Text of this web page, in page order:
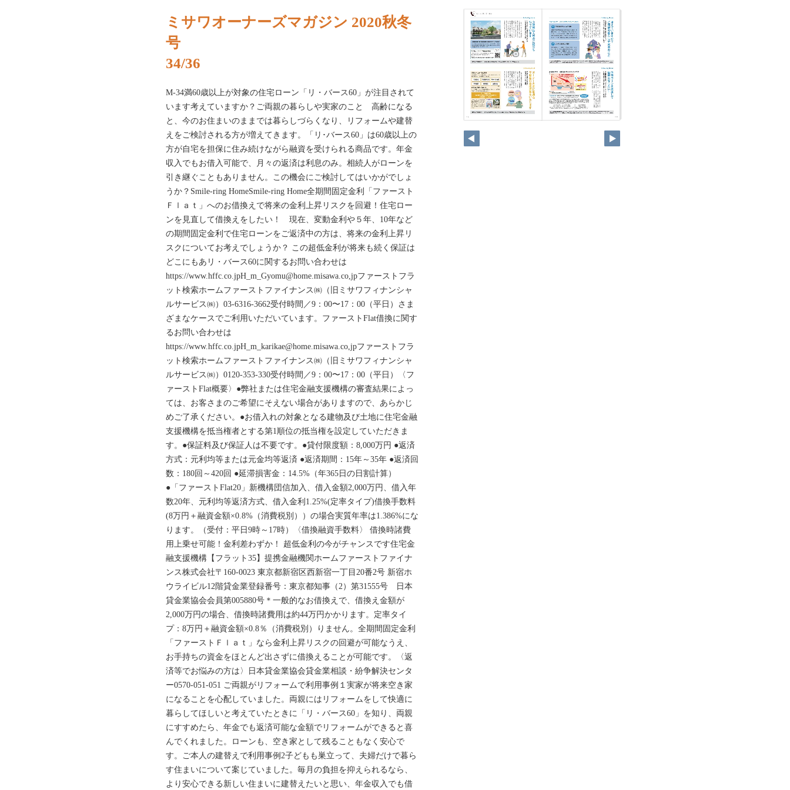
ミサワオーナーズマガジン 2020秋冬
号
34/36
M-34満60歳以上が対象の住宅ローン「リ・バース60」が注目されて
います考えていますか？ご両親の暮らしや実家のこと 高齢になる
と、今のお住まいのままでは暮らしづらくなり、リフォームや建替
えをご検討される方が増えてきます。「リ･バース60」は60歳以上の
方が自宅を担保に住み続けながら融資を受けられる商品です。年金
収入でもお借入可能で、月々の返済は利息のみ。相続人がローンを
引き継ぐこともありません。この機会にご検討してはいかがでしょ
うか？Smile-ring HomeSmile-ring Home全期間固定金利「ファースト
Ｆｌａｔ」へのお借換えで将来の金利上昇リスクを回避！住宅ロー
ンを見直して借換えをしたい！ 現在、変動金利や５年、10年など
の期間固定金利で住宅ローンをご返済中の方は、将来の金利上昇リ
スクについてお考えでしょうか？ この超低金利が将来も続く保証は
どこにもあリ・バース60に関するお問い合わせは
https://www.hffc.co.jpH_m_Gyomu@home.misawa.co,jpファーストフラ
ット検索ホームファーストファイナンス㈱（旧ミサワフィナンシャ
ルサービス㈱）03-6316-3662受付時間／9：00〜17：00（平日）さま
ざまなケースでご利用いただいています。ファーストFlat借換に関す
るお問い合わせは
https://www.hffc.co.jpH_m_karikae@home.misawa.co,jpファーストフラ
ット検索ホームファーストファイナンス㈱（旧ミサワフィナンシャ
ルサービス㈱）0120-353-330受付時間／9：00〜17：00（平日）〈フ
ァーストFlat概要〉●弊社または住宅金融支援機構の審査結果によっ
ては、お客さまのご希望にそえない場合がありますので、あらかじ
めご了承ください。●お借入れの対象となる建物及び土地に住宅金融
支援機構を抵当権者とする第1順位の抵当権を設定していただきま
す。●保証料及び保証人は不要です。●貸付限度額：8,000万円 ●返済
方式：元利均等または元金均等返済 ●返済期間：15年～35年 ●返済回
数：180回～420回 ●延滞損害金：14.5%（年365日の日割計算）
●「ファーストFlat20」新機構団信加入、借入金額2,000万円、借入年
数20年、元利均等返済方式、借入金利1.25%(定率タイプ)借換手数料
(8万円＋融資金額×0.8%（消費税別））の場合実質年率は1.386%にな
ります。（受付：平日9時～17時）〈借換融資手数料〉 借換時諸費
用上乗せ可能！金利差わずか！ 超低金利の今がチャンスです住宅金
融支援機構【フラット35】提携金融機関ホームファーストファイナ
ンス株式会社〒160-0023 東京都新宿区西新宿一丁目20番2号 新宿ホ
ウライビル12階貸金業登録番号：東京都知事（2）第31555号 日本
貸金業協会会員第005880号＊一般的なお借換えで、借換え金額が
2,000万円の場合、借換時諸費用は約44万円かかります。定率タイ
プ：8万円＋融資金額×0.8％（消費税別）りません。全期間固定金利
「ファーストＦｌａｔ」なら金利上昇リスクの回避が可能なうえ、
お手持ちの資金をほとんど出さずに借換えることが可能です。〈返
済等でお悩みの方は〉日本貸金業協会貸金業相談・紛争解決センタ
ー0570-051-051 ご両親がリフォームで利用事例１実家が将来空き家
になることを心配していました。両親にはリフォームをして快適に
暮らしてほしいと考えていたときに「リ・バース60」を知り、両親
にすすめたら、年金でも返済可能な金額でリフォームができると喜
んでくれました。ローンも、空き家として残ることもなく安心で
す。ご本人の建替えで利用事例2子どもも巣立って、夫婦だけで暮ら
す住まいについて案じていました。毎月の負担を抑えられるなら、
より安心できる新しい住まいに建替えたいと思い、年金収入でも借